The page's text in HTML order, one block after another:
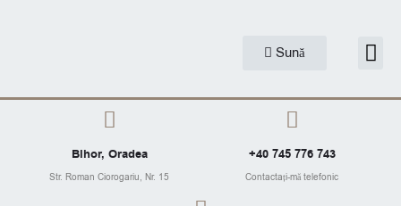
Sună
Bihor, Oradea
Str. Roman Ciorogariu, Nr. 15
+40 745 776 743
Contactați-mă telefonic